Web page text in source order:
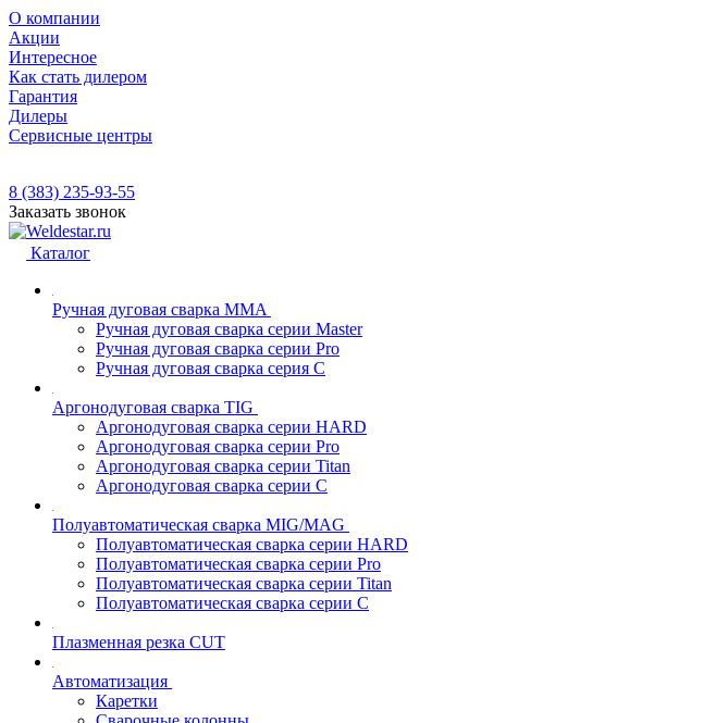
О компании
Акции
Интересное
Как стать дилером
Гарантия
Дилеры
Сервисные центры
8 (383) 235-93-55
Заказать звонок
Каталог
Ручная дуговая сварка MMA
Ручная дуговая сварка серии Master
Ручная дуговая сварка серии Pro
Ручная дуговая сварка серия С
Аргонодуговая сварка TIG
Аргонодуговая сварка серии HARD
Аргонодуговая сварка серии Pro
Аргонодуговая сварка серии Titan
Аргонодуговая сварка серии С
Полуавтоматическая сварка MIG/MAG
Полуавтоматическая сварка серии HARD
Полуавтоматическая сварка серии Pro
Полуавтоматическая сварка серии Titan
Полуавтоматическая сварка серии С
Плазменная резка CUT
Автоматизация
Каретки